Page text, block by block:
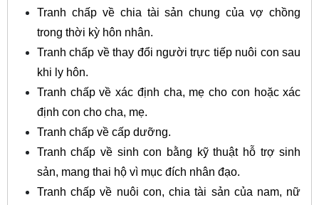
Tranh chấp về chia tài sản chung của vợ chồng
trong thời kỳ hôn nhân.
Tranh chấp về thay đổi người trực tiếp nuôi con sau
khi ly hôn.
Tranh chấp về xác định cha, mẹ cho con hoặc xác
định con cho cha, mẹ.
Tranh chấp về cấp dưỡng.
Tranh chấp về sinh con bằng kỹ thuật hỗ trợ sinh
sản, mang thai hộ vì mục đích nhân đạo.
Tranh chấp về nuôi con, chia tài sản của nam, nữ